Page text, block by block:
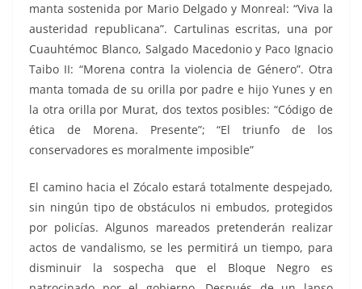
manta sostenida por Mario Delgado y Monreal: “Viva la
austeridad republicana”. Cartulinas escritas, una por
Cuauhtémoc Blanco, Salgado Macedonio y Paco Ignacio
Taibo II: “Morena contra la violencia de Género”. Otra
manta tomada de su orilla por padre e hijo Yunes y en
la otra orilla por Murat, dos textos posibles: “Código de
ética de Morena. Presente”; “El triunfo de los
conservadores es moralmente imposible”
El camino hacia el Zócalo estará totalmente despejado,
sin ningún tipo de obstáculos ni embudos, protegidos
por policías. Algunos mareados pretenderán realizar
actos de vandalismo, se les permitirá un tiempo, para
disminuir la sospecha que el Bloque Negro es